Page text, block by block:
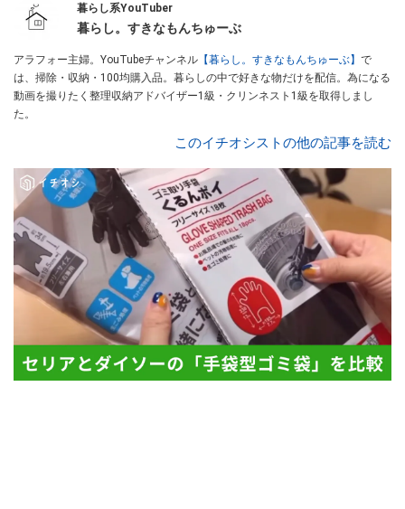
暮らし系YouTuber
暮らし。すきなもんちゅーぶ
アラフォー主婦。YouTubeチャンネル 【暮らし。すきなもんちゅーぶ】 で
は、掃除・収納・100均購入品。暮らしの中で好きな物だけを配信。為になる
動画を撮りたく整理収納アドバイザー1級・クリンネスト1級を取得しまし
た。
このイチオシストの他の記事を読む